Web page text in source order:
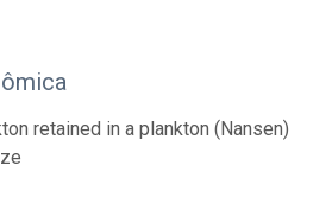
retained in a plankton (Nansen)